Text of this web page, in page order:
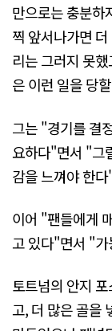
만으로는 충분하
찍 앞서나가면
리는 그러지 못
은 이런 일을 당
그는 "경기를 결
요하다"면서 "그
감을 느껴야 한
이어 "팬들에게
고 있다"면서 "가
토트넘의 안지
고, 더 많은 골을